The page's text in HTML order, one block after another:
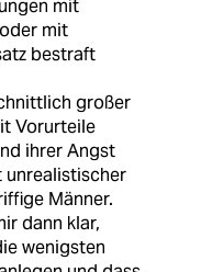
mit
mit
bestraft
großer
Vorurteile
ihrer Angst
unrealistischer
Männer.
dann klar,
wenigsten